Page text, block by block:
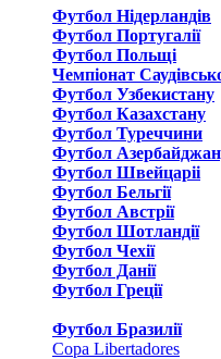
Футбол Нідерландiв
Футбол Португалії
Футбол Польщі
Чемпіонат
Футбол Узбекистану
Футбол Казахстану
Футбол Туреччини
Футбол
Футбол Швейцаріі
Футбол Бельгії
Футбол Австрії
Футбол Шотландії
Футбол Чехії
Футбол Данії
Футбол Греції
Футбол Бразилії
Copa Libertadores